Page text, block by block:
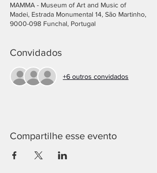
MAMMA - Museum of Art and Music of
Madei, Estrada Monumental 14, São Martinho,
9000-098 Funchal, Portugal
Convidados
+6 outros convidados
Compartilhe esse evento